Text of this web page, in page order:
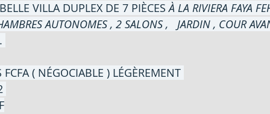
MATERIAUX DE CONSTRUCTION - EN VENT
VILLA DUPLEX DE 7 PIÈCES À LA RIVIERA FAYA
AUTONOMES , 2 SALONS ,
JARDIN , COUR
( NÉGOCIABLE ) LÉGÈREMENT